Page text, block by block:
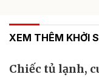
XEM THÊM KHỞI
Chiếc tủ lạnh,